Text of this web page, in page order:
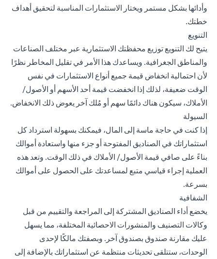
وأدائها بشكل مستمر ويختار الاستثمارات المناسبة لتحقيق أهداف
خطتك.
التنويع
يتيح لك التنويع توزيع محفظتك الاستثمارية عبر مختلف الصناعات
والمناطق الجغرافية. ويساعدك هذا الأمر في تقليل المخاطر نظرًا
لأن احتمالية انخفاض قيمة جميع أنواع الاستثمارات في نفس
الوقت ضعيفة، لذلك إذا انخفضت قيمة أحد الأسهم أو الأصول/
الأملاك، سيكون هناك دائمًا سهم أو مُلك آخر يعوض ذلك الانخفاض.
السيولة
إذا كنت في حاجة ماسة إلى المال، فيمكنك بسهولة استرداد كل
استثماراتك في الصناديق المفتوحة أو جزء منها واستعادة أموالك
بناءً على صافي قيمة الأصول/ الأملاك في ذلك الوقت. وتعد هذه
العملية إجراء قياسي متبع لمساعدتك على الحصول على أموالك
بسرعة.
الشفافية
يخضع أداء الصناديق المشتركة إلى المراجعة والتقييم من قبل
وكالات التصنيف والمنشورات الاحصائية المختلفة، مما يسهل
عليك مقارنة صندوق بصندوق آخر. وبصفتك مالكًا لإحدى
الوحدات، ستتلقى تحديثات منتظمة عن استثماراتك بالإضافة إلى